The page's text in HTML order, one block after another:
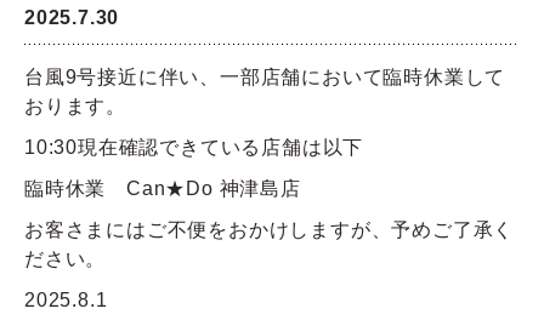
企業情報
IR情報
Q&A
お問い合わせ
ついて
三陸沖地震の影響による店舗の臨時休業につい
2025.7.30
台風9号接近に伴い、一部店舗において臨時休業して
おります。
10:30現在確認できている店舗は以下
臨時休業 Can★Do 神津島店
お客さまにはご不便をおかけしますが、予めご了承く
ださい。
2025.8.1